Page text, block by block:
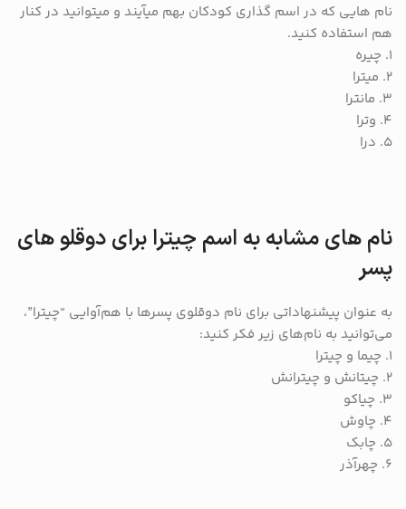
نام هایی که در اسم گذاری کودکان بهم میآیند و میتوانید در کنار
هم استفاده کنید.
1. چیره
2. میترا
3. مانترا
4. وترا
5. درا
نام های مشابه به اسم چیترا برای دوقلو های
پسر
به عنوان پیشنهاداتی برای نام دوقلوی پسرها با هم‌آوایی “چیترا”،
می‌توانید به نام‌های زیر فکر کنید:
1. چیما و چیترا
2. چیتانش و چیترانش
3. چیاکو
4. چاوش
5. چابک
6. چهرآذر